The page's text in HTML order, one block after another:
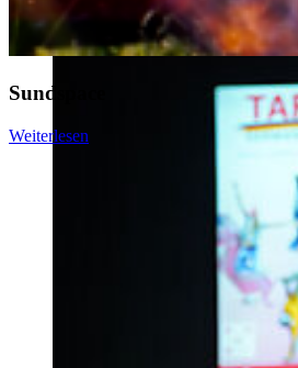
Sundspace
Weiterlesen